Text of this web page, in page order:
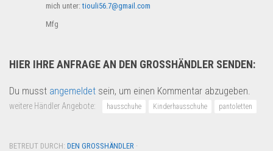
mich unter:tiouli56.7@gmail.com
Mfg
HIER IHRE ANFRAGE AN DEN GROSSHÄNDLER SENDEN:
Du musst angemeldet sein, um einen Kommentar abzugeben.
weitere Händler Angebote: hausschuhe Kinderhausschuhe pantoletten
BETREUT DURCH: DEN GROSSHÄNDLER ·